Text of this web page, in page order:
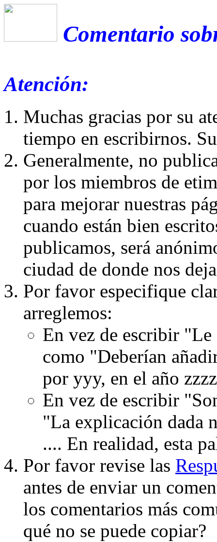
Comentario
Atención:
Muchas gracias por su
tiempo en escribirnos.
Generalmente, no
por los miembros de
para mejorar nuestras
cuando están bien
publicamos, será
ciudad de donde nos
Por favor especifique
arreglemos:
En vez de escribir
como "Deberían
por yyy, en el año
En vez de escribir
"La explicación dada
.... En realidad, esta
Por favor revise las
antes de enviar un
los comentarios más
qué no se puede copiar?